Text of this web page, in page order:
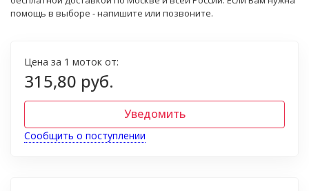
помощь в выборе - напишите или позвоните.
Цена за 1 моток от:
315,80 руб.
Уведомить
Сообщить о поступлении